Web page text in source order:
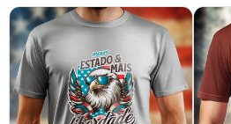
Todos os Produtos
Maior preço Produtos